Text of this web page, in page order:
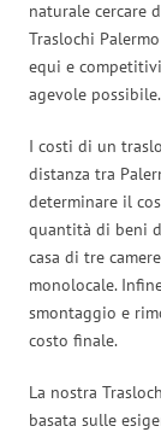
naturale cercare
Traslochi
equi e
agevole possibile.
I costi di un
distanza tra
determinare il
quantità di beni
casa di tre
monolocale.
smontaggio e
costo finale.
La nostra
basata sulle